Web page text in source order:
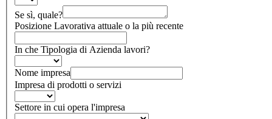
Se sì, quale?
Posizione Lavorativa attuale o la più recente
In che Tipologia di Azienda lavori?
Nome impresa
Impresa di prodotti o servizi
Settore in cui opera l'impresa